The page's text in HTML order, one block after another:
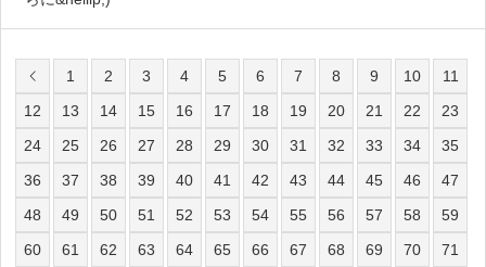
1 2 3 4 5 6 7 8 9 10
11
12
13 14 15 16 17 18 19 20 21 22
23
24
25 26 27 28 29 30 31 32 33 34
35
36
37 38 39 40 41 42 43 44 45 46
47
48
49 50 51 52 53 54 55 56 57 58
59
60
61 62 63 64 65 66 67 68 69 70
71